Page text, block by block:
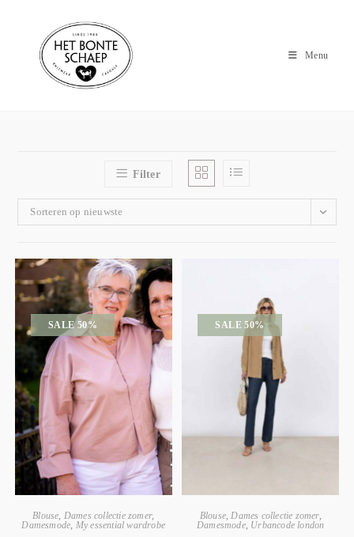
Menu
Filter
Sorteren op nieuwste
SALE 50%
Blouse Dames collectie zomer,
Damesmode My essential wardrobe
SALE 50%
Blouse, Dames collectie zomer,
Damesmode, Urbancode london